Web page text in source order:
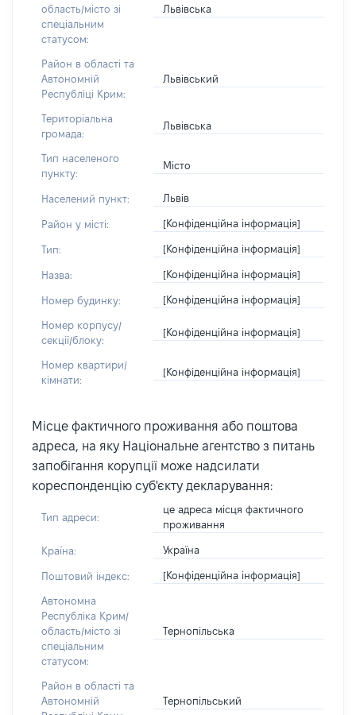
область/місто зі
спеціальним
статусом:
Львівська
Район в області та
Автономній
Республіці Крим:
Львівський
Територіальна
громада:
Львівська
Тип населеного
пункту:
Місто
Населений пункт: Львів
Район у місті: [Конфіденційна інформація]
Тип: [Конфіденційна інформація]
Назва: [Конфіденційна інформація]
Номер будинку: [Конфіденційна інформація]
Номер корпусу/
секції/блоку:
[Конфіденційна інформація]
Номер квартири/
кімнати:
[Конфіденційна інформація]
Місце фактичного проживання або поштова
адреса, на яку Національне агентство з питань
запобігання корупції може надсилати
кореспонденцію суб'єкту декларування:
Тип адреси:
це адреса місця фактичного
проживання
Країна: Україна
Поштовий індекс: [Конфіденційна інформація]
Автономна
Республіка Крим/
область/місто зі
спеціальним
статусом:
Тернопільська
Район в області та
Автономній
Тернопільський